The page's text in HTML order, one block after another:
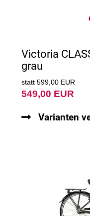
Victoria
grau
statt 599,00 EUR
549,00 EUR
Varianten